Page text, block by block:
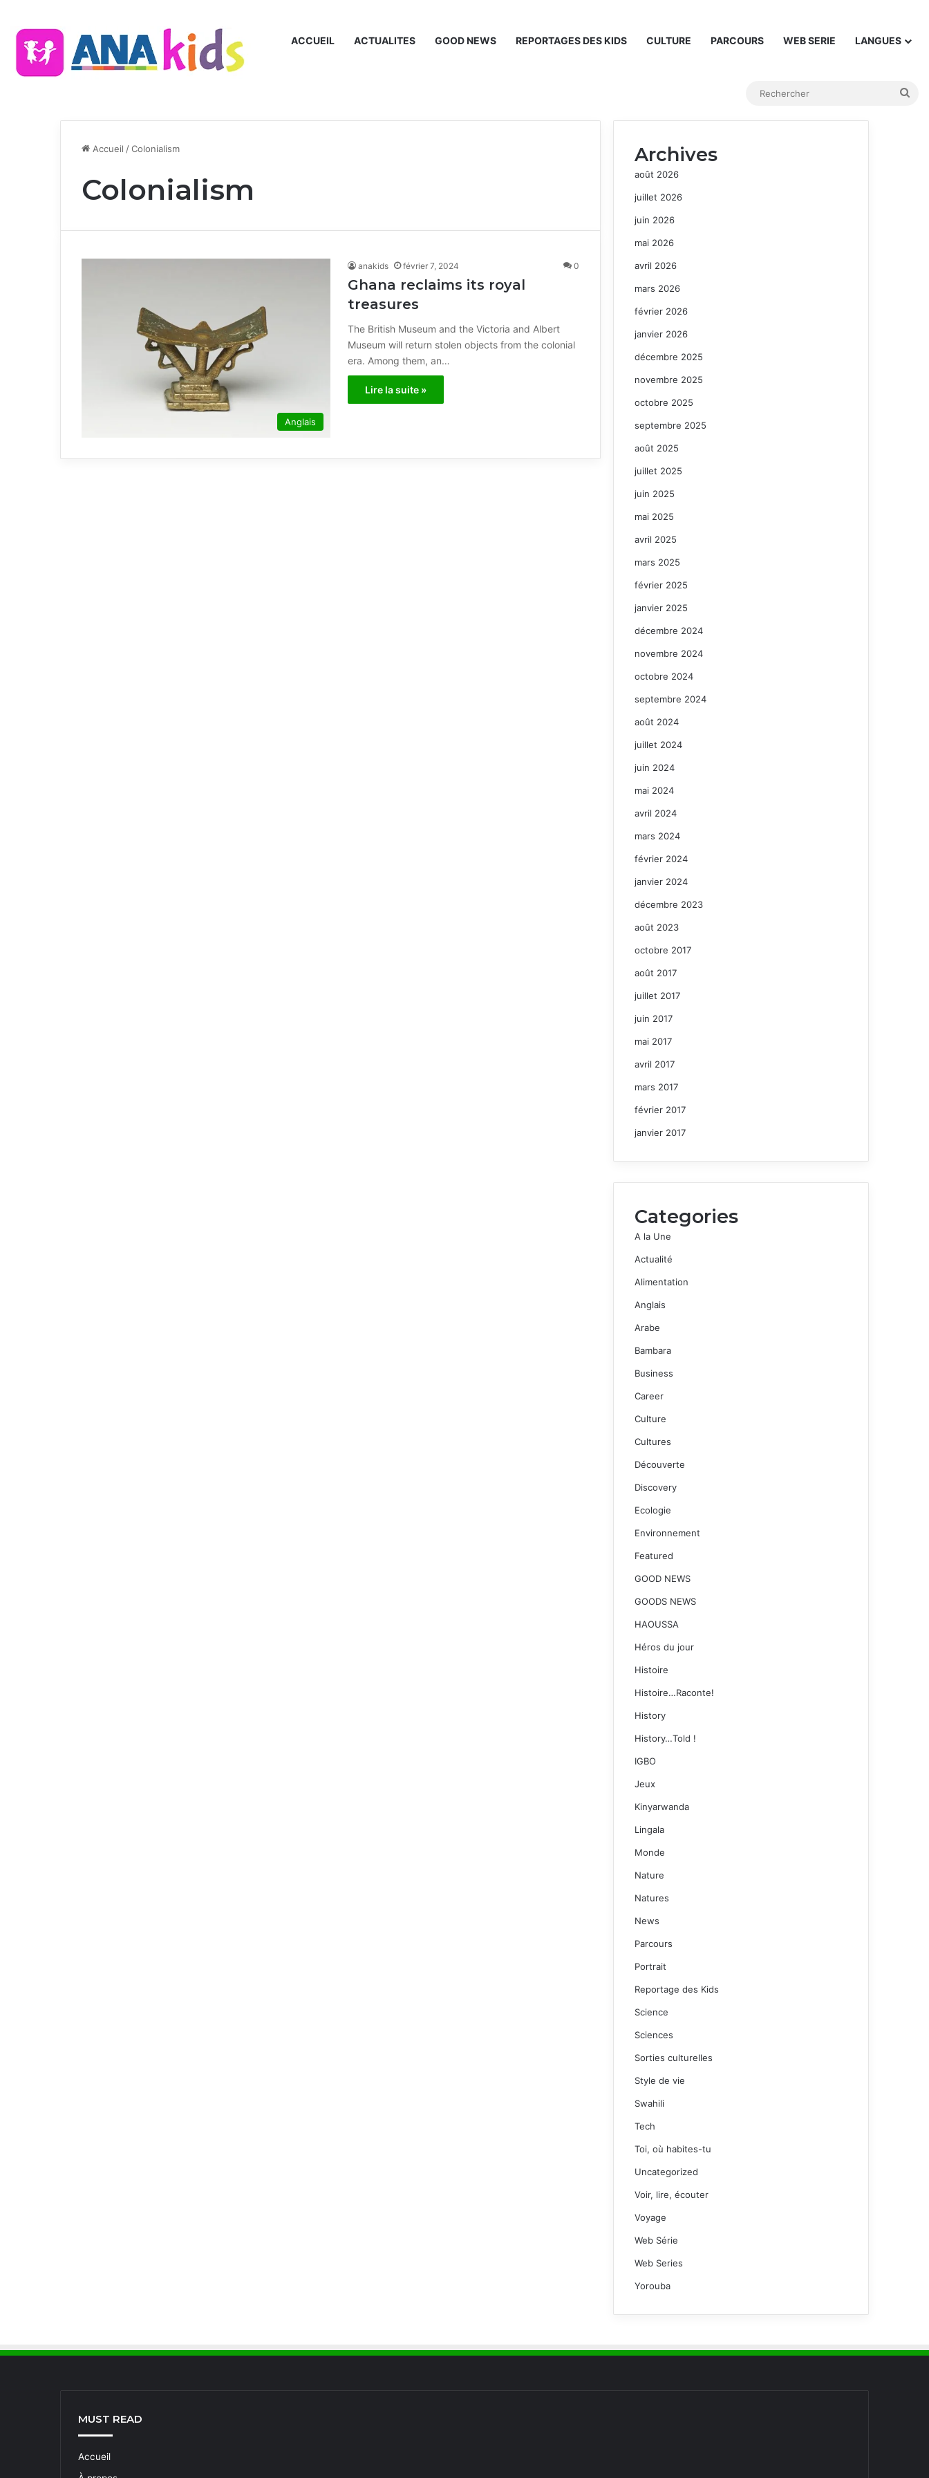
ACCUEIL ACTUALITES GOOD NEWS REPORTAGES DES KIDS CULTURE PARCOURS WEB SERIE LANGUES
Accueil /Colonialism
Colonialism
Anglais
anakids février 7, 2024 0
Ghana reclaims its royal
treasures
The British Museum and the Victoria and Albert
Museum will return stolen objects from the colonial
era. Among them, an…
Lire la suite »
Archives
août 2026
juillet 2026
juin 2026
mai 2026
avril 2026
mars 2026
février 2026
janvier 2026
décembre 2025
novembre 2025
octobre 2025
septembre 2025
août 2025
juillet 2025
juin 2025
mai 2025
avril 2025
mars 2025
février 2025
janvier 2025
décembre 2024
novembre 2024
octobre 2024
septembre 2024
août 2024
juillet 2024
juin 2024
mai 2024
avril 2024
mars 2024
février 2024
janvier 2024
décembre 2023
août 2023
octobre 2017
août 2017
juillet 2017
juin 2017
mai 2017
avril 2017
mars 2017
février 2017
janvier 2017
Categories
A la Une
Actualité
Alimentation
Anglais
Arabe
Bambara
Business
Career
Culture
Cultures
Découverte
Discovery
Ecologie
Environnement
Featured
GOOD NEWS
GOODS NEWS
HAOUSSA
Héros du jour
Histoire
Histoire…Raconte!
History
History…Told !
IGBO
Jeux
Kinyarwanda
Lingala
Monde
Nature
Natures
News
Parcours
Portrait
Reportage des Kids
Science
Sciences
Sorties culturelles
Style de vie
Swahili
Tech
Toi, où habites-tu
Uncategorized
Voir, lire, écouter
Voyage
Web Série
Web Series
Yorouba
MUST READ
Accueil